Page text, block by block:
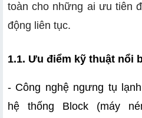
toàn cho những ai ưu tiên
động liên tục.
1.1. Ưu điểm kỹ thuật nổi
- Công nghệ ngưng tụ
hệ thống Block (máy